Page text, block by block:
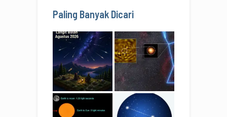
Paling Banyak Dicari